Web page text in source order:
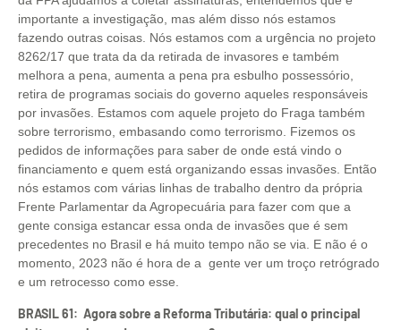
importante a investigação, mas além disso nós estamos
fazendo outras coisas. Nós estamos com a urgência no projeto
8262/17 que trata da da retirada de invasores e também
melhora a pena, aumenta a pena pra esbulho possessório,
retira de programas sociais do governo aqueles responsáveis
por invasões. Estamos com aquele projeto do Fraga também
sobre terrorismo, embasando como terrorismo. Fizemos os
pedidos de informações para saber de onde está vindo o
financiamento e quem está organizando essas invasões. Então
nós estamos com várias linhas de trabalho dentro da própria
Frente Parlamentar da Agropecuária para fazer com que a
gente consiga estancar essa onda de invasões que é sem
precedentes no Brasil e há muito tempo não se via. E não é o
momento, 2023 não é hora de a gente ver um troço retrógrado
e um retrocesso como esse.
BRASIL 61: Agora sobre a Reforma Tributária: qual o principal